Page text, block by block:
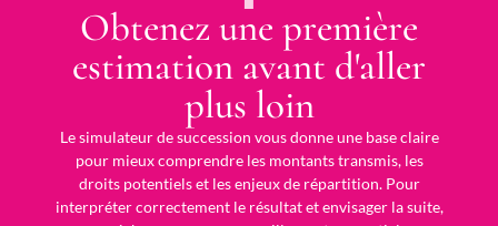
Obtenez une première
estimation avant d'aller
plus loin
Le simulateur de succession vous donne une base claire
pour mieux comprendre les montants transmis, les
droits potentiels et les enjeux de répartition. Pour
interpréter correctement le résultat et envisager la suite,